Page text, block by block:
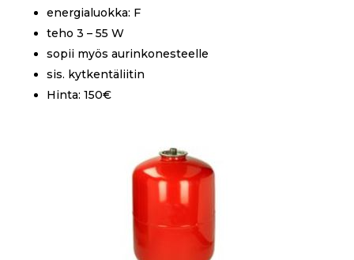
energialuokka: F
teho 3 – 55 W
sopii myös aurinkonesteelle
sis. kytkentäliitin
Hinta: 150€